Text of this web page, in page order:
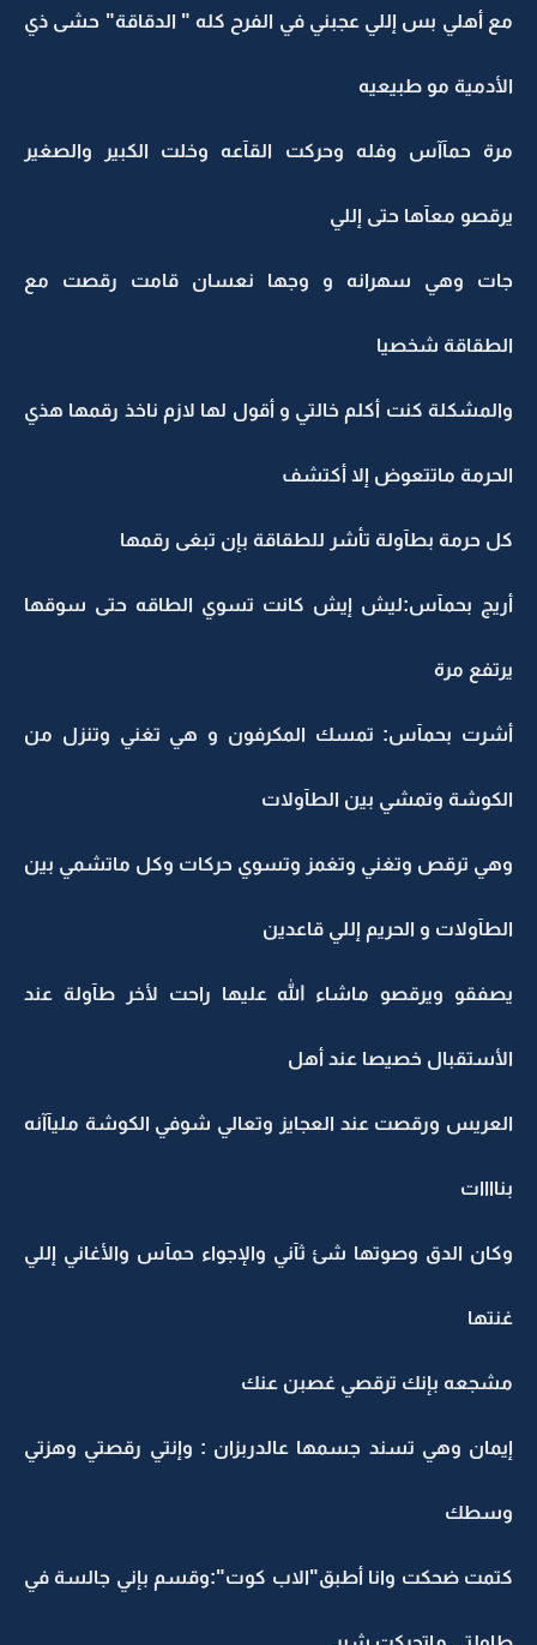
مع أهلي بس إللي عجبني في الفرح كله " الدقاقة" حشى ذي
الأدمية مو طبيعيه
مرة حمآآس وفله وحركت القآعه وخلت الكبير والصغير
يرقصو معآها حتى إللي
جات وهي سهرانه و وجها نعسان قامت رقصت مع
الطقاقة شخصيا
والمشكلة كنت أكلم خالتي و أقول لها لازم ناخذ رقمها هذي
الحرمة ماتتعوض إلا أكتشف
كل حرمة بطآولة تأشر للطقاقة بإن تبغى رقمها
أريج بحمآس:ليش إيش كانت تسوي الطاقه حتى سوقها
يرتفع مرة
أشرت بحمآس: تمسك المكرفون و هي تغني وتنزل من
الكوشة وتمشي بين الطآولات
وهي ترقص وتغني وتغمز وتسوي حركات وكل ماتشمي بين
الطآولات و الحريم إللي قاعدين
يصفقو ويرقصو ماشاء الله عليها راحت لأخر طآولة عند
الأستقبال خصيصا عند أهل
العريس ورقصت عند العجايز وتعالي شوفي الكوشة مليآآنه
بناااات
وكان الدق وصوتها شئ ثآني والإجواء حمآس والأغاني إللي
غنتها
مشجعه بإنك ترقصي غصبن عنك
إيمان وهي تسند جسمها عالدربزان : وإنتي رقصتي وهزتي
وسطك
كتمت ضحكت وانا أطبق"الاب كوت":وقسم بإني جالسة في